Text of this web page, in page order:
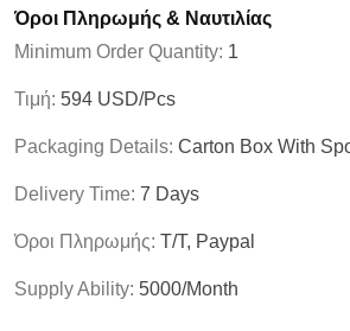
Όροι Πληρωμής & Ναυτιλίας
Minimum Order Quantity: 1
Τιμή: 594 USD/pcs
Packaging Details: Carton Box With
Delivery Time: 7 Days
Όροι Πληρωμής: T/T, Paypal
Supply Ability: 5000/month